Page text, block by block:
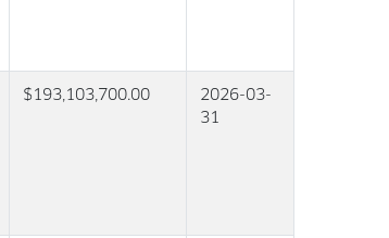
$193,103,700.00
2026-03-
31